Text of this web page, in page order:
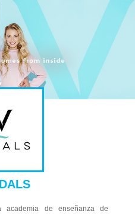
academia de enseñanza de